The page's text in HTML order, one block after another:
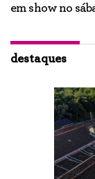
em show no
destaques